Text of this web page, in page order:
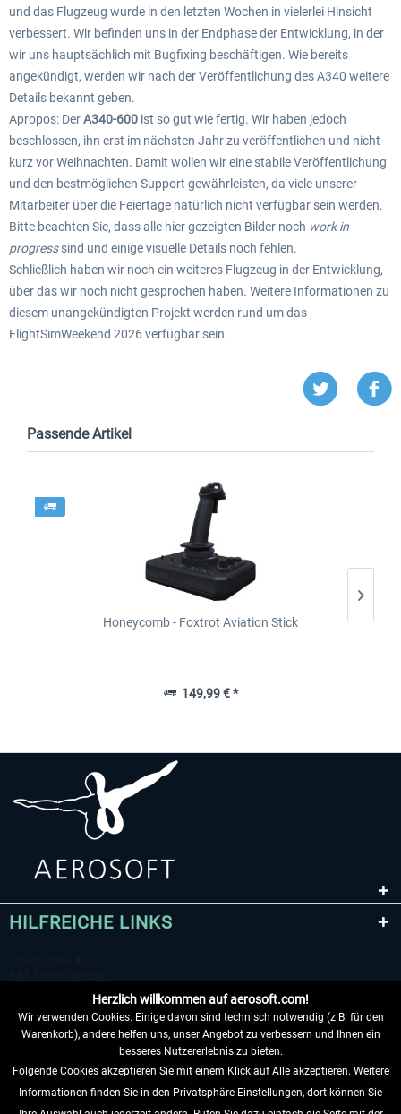
und das Flugzeug wurde in den letzten Wochen in vielerlei Hinsicht
verbessert. Wir befinden uns in der Endphase der Entwicklung, in der
wir uns hauptsächlich mit Bugfixing beschäftigen. Wie bereits
angekündigt, werden wir nach der Veröffentlichung des A340 weitere
Details bekannt geben.
Apropos: DerA340-600 ist so gut wie fertig. Wir haben jedoch
beschlossen, ihn erst im nächsten Jahr zu veröffentlichen und nicht
kurz vor Weihnachten. Damit wollen wir eine stabile Veröffentlichung
und den bestmöglichen Support gewährleisten, da viele unserer
Mitarbeiter über die Feiertage natürlich nicht verfügbar sein werden.
Bitte beachten Sie, dass alle hier gezeigten Bilder noch work in
progresssind und einige visuelle Details noch fehlen.
Schließlich haben wir noch ein weiteres Flugzeug in der Entwicklung,
über das wir noch nicht gesprochen haben. Weitere Informationen zu
diesem unangekündigten Projekt werden rund um das
FlightSimWeekend 2026 verfügbar sein.
Passende Artikel
Honeycomb - Foxtrot Aviation Stick
149,99 € *
HILFREICHE LINKS
VERTRAG WIDERRUFEN
Herzlich willkommen auf aerosoft.com!
Wir verwenden Cookies. Einige davon sind technisch notwendig (z.B. für den
Warenkorb), andere helfen uns, unser Angebot zu verbessern und Ihnen ein
besseres Nutzererlebnis zu bieten.
Folgende Cookies akzeptieren Sie mit einem Klick auf Alle akzeptieren. Weitere
Informationen finden Sie in den Privatsphäre-Einstellungen, dort können Sie